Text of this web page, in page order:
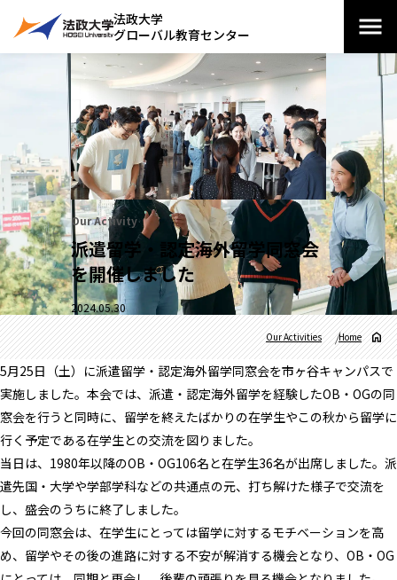
法政大学
グローバル教育センター
Our Activity
派遣留学・認定海外留学同窓会
を開催しました
2024.05.30
Home
Our Activities
5月25日（土）に派遣留学・認定海外留学同窓会を市ヶ谷キャンパスで
実施しました。本会では、派遣・認定海外留学を経験したOB・OGの同
窓会を行うと同時に、留学を終えたばかりの在学生やこの秋から留学に
行く予定である在学生との交流を図りました。
当日は、1980年以降のOB・OG106名と在学生36名が出席しました。派
遣先国・大学や学部学科などの共通点の元、打ち解けた様子で交流を
し、盛会のうちに終了しました。
今回の同窓会は、在学生にとっては留学に対するモチベーションを高
め、留学やその後の進路に対する不安が解消する機会となり、OB・OG